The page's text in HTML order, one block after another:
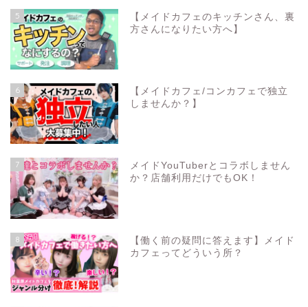
5
【メイドカフェのキッチンさん、裏
方さんになりたい方へ】
6
【メイドカフェ/コンカフェで独立
しませんか？】
7
メイドYouTuberとコラボしません
か？店舗利用だけでもOK！
8
【働く前の疑問に答えます】メイド
カフェってどういう所？